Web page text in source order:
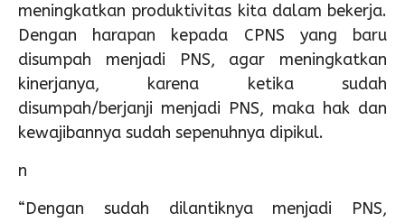
meningkatkan produktivitas kita dalam bekerja.
Dengan harapan kepada CPNS yang baru
disumpah menjadi PNS, agar meningkatkan
kinerjanya, karena ketika sudah
disumpah/berjanji menjadi PNS, maka hak dan
kewajibannya sudah sepenuhnya dipikul.
n
“Dengan sudah dilantiknya menjadi PNS,